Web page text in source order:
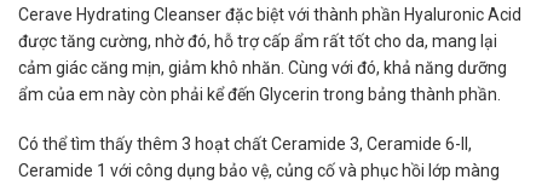
Cerave Hydrating Cleanser đặc biệt với thành phần Hyaluronic Acid
được tăng cường, nhờ đó, hỗ trợ cấp ẩm rất tốt cho da, mang lại
cảm giác căng mịn, giảm khô nhăn. Cùng với đó, khả năng dưỡng
ẩm của em này còn phải kể đến Glycerin trong bảng thành phần.
Có thể tìm thấy thêm 3 hoạt chất Ceramide 3, Ceramide 6-II,
Ceramide 1 với công dụng bảo vệ, củng cố và phục hồi lớp màng